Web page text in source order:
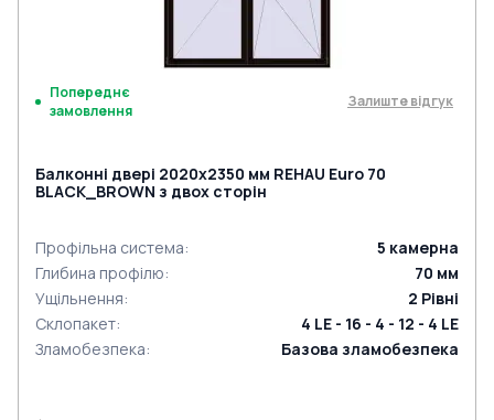
Попереднє
замовлення
Залиште відгук
Балконні двері 2020x2350 мм REHAU Euro 70
BLACK_BROWN з двох сторін
Профільна система: 5 камерна
Глибина профілю: 70 мм
Ущільнення: 2 Рівні
Склопакет:
4 LE - 16 - 4 - 12 - 4 LE
Зламобезпека: Базова зламобезпека